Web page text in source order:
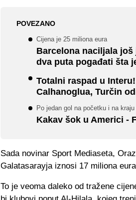
POVEZANO
Cijena je 25 miliona eura
Barcelona naciljala
dva puta pogađati šta
Totalni raspad u
Calhanoglua, Turčin
Po jedan gol na početku i na
Kakav šok u Americi -
Sada novinar Sport Mediaseta,
Galatasarayja iznosi 17 miliona
To je veoma daleko od tražene